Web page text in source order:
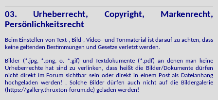
03. Urheberrecht, Copyright, Markenrecht,
Persönlichkeitsrecht
Beim Einstellen von Text-, Bild-, Video- und Tonmaterial ist darauf zu achten, dass
keine geltenden Bestimmungen und Gesetze verletzt werden.
Bilder (*.jpg, *.png, o. *.gif) und Textdokumente (*.pdf) an denen man keine
Urheberrechte hat sind zu verlinken, dass heißt die Bilder/Dokumente dürfen
nicht direkt im Forum sichtbar sein oder direkt in einem Post als Dateianhang
hochgeladen werden! . Solche Bilder dürfen auch nicht auf die Bildergalerie
(https://gallery.thruxton-forum.de) geladen werden!